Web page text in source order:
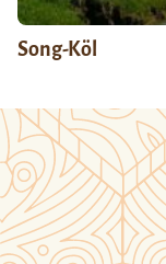
Song-Köl